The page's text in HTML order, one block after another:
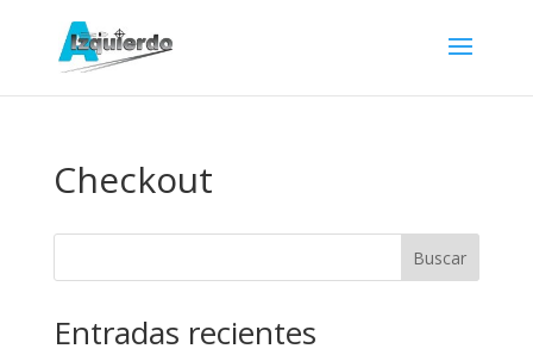
Checkout
Buscar
Entradas recientes